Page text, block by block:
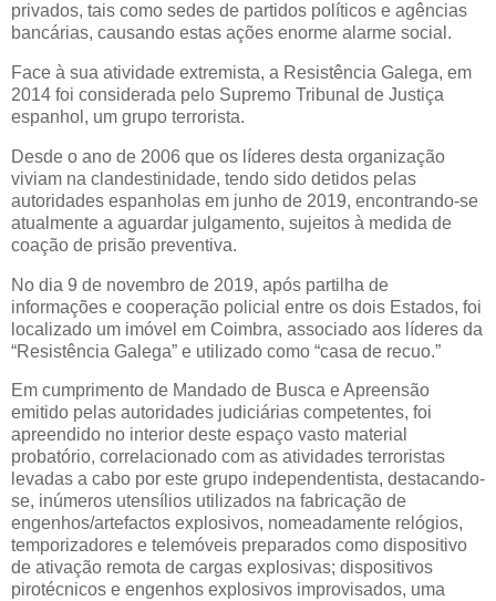
privados, tais como sedes de partidos políticos e agências
bancárias, causando estas ações enorme alarme social.
Face à sua atividade extremista, a Resistência Galega, em
2014 foi considerada pelo Supremo Tribunal de Justiça
espanhol, um grupo terrorista.
Desde o ano de 2006 que os líderes desta organização
viviam na clandestinidade, tendo sido detidos pelas
autoridades espanholas em junho de 2019, encontrando-se
atualmente a aguardar julgamento, sujeitos à medida de
coação de prisão preventiva.
No dia 9 de novembro de 2019, após partilha de
informações e cooperação policial entre os dois Estados, foi
localizado um imóvel em Coimbra, associado aos líderes da
“Resistência Galega” e utilizado como “casa de recuo.”
Em cumprimento de Mandado de Busca e Apreensão
emitido pelas autoridades judiciárias competentes, foi
apreendido no interior deste espaço vasto material
probatório, correlacionado com as atividades terroristas
levadas a cabo por este grupo independentista, destacando-
se, inúmeros utensílios utilizados na fabricação de
engenhos/artefactos explosivos, nomeadamente relógios,
temporizadores e telemóveis preparados como dispositivo
de ativação remota de cargas explosivas; dispositivos
pirotécnicos e engenhos explosivos improvisados, uma